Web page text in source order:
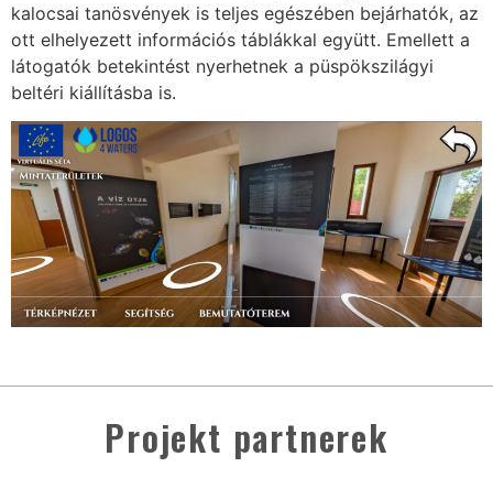
kalocsai tanösvények is teljes egészében bejárhatók, az
ott elhelyezett információs táblákkal együtt. Emellett a
látogatók betekintést nyerhetnek a püspökszilágyi
beltéri kiállításba is.
Projekt partnerek